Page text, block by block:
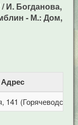
И. Богданова,
- М.: Дом,
Адрес
141 (Горячеводск)